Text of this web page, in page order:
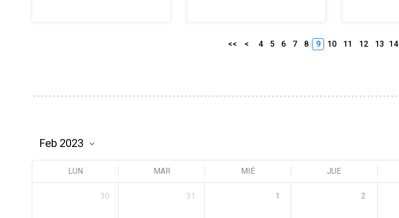
<< < 4 5 6 7 8 9 10 11 12 13 14
LUN MAR MIÉ JUE
30 31 1 2